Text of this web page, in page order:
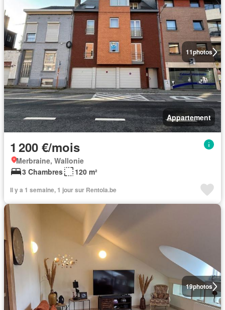
11photos
Appartement
1 200 €/mois
Merbraine, Wallonie
3 Chambres
120 m²
Il y a 1 semaine, 1 jour sur Rentola.be
19photos